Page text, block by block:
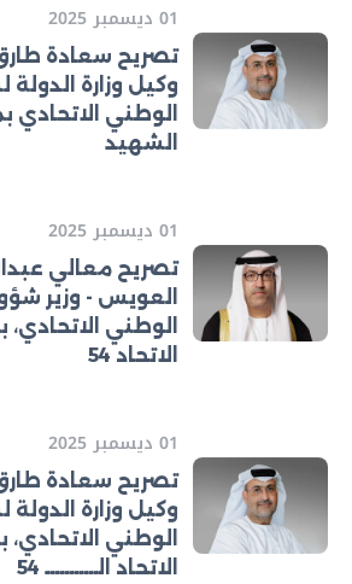
01 ديسمبر 2025
تصريح سعادة
وكيل وزارة
الوطني الاتحادي
الشهيد
01 ديسمبر 2025
تصريح معالي
العويس - وزير
الوطني
الاتحاد 54
01 ديسمبر 2025
تصريح سعادة
وكيل وزارة
الوطني
الاتحاد الـــــــــــ 54